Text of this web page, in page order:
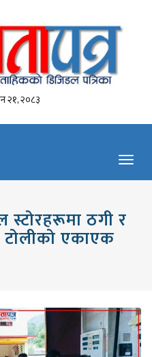
२१, २०८३
ठगी र
टोलीको एकाएक